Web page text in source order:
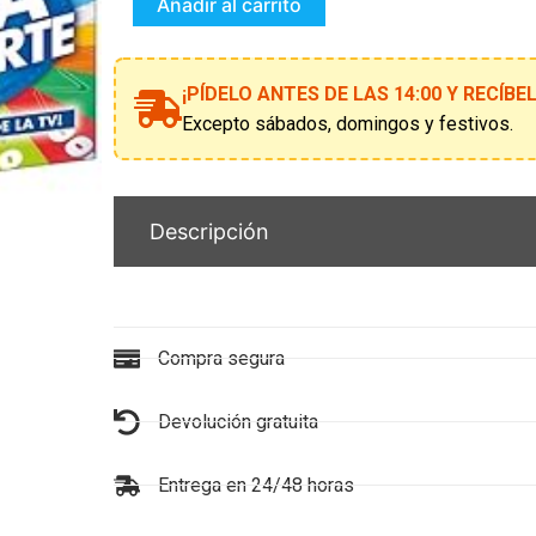
Suerte
cantidad
¡PÍDELO ANTES DE LAS 14:00 Y
Excepto sábados, domingos y festivos.
Descripción
Compra segura
Devolución gratuita
Entrega en 24/48 horas